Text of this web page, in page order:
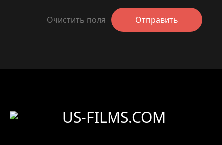
Очистить поля Отправить
US-FILMS.COM